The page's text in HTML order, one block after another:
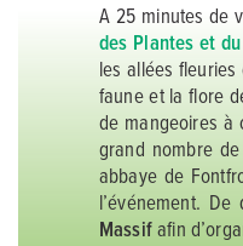
A 25 minutes de
des Plantes et
les allées
faune et la flore
de mangeoires à
grand nombre
abbaye de
l’événement.
Massifafin